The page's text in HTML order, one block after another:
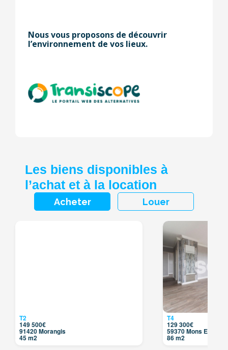
Nous vous proposons de découvrir
l’environnement de vos lieux.
Les biens disponibles à
l’achat et à la location
Acheter Louer
T2
149 500€
91420 Morangis
45 m2
T4
129 300€
59370 Mons En
86 m2